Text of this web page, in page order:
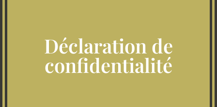
Déclaration de
confidentialité